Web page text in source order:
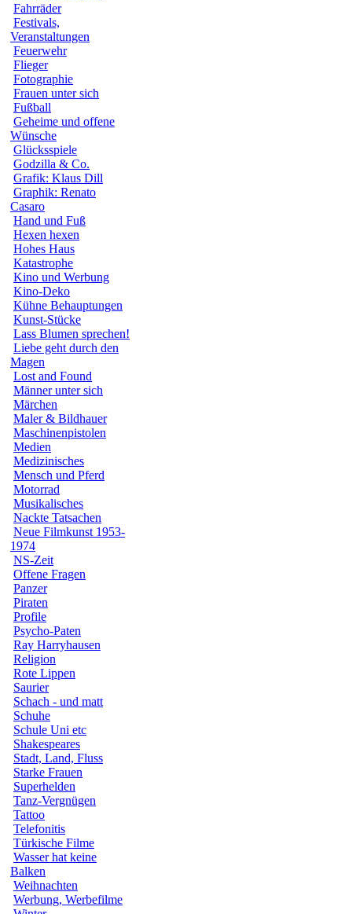
Fahrräder
Festivals,
Veranstaltungen
Feuerwehr
Flieger
Fotographie
Frauen unter sich
Fußball
Geheime und offene
Wünsche
Glücksspiele
Godzilla & Co.
Grafik: Klaus Dill
Graphik: Renato
Casaro
Hand und Fuß
Hexen hexen
Hohes Haus
Katastrophe
Kino und Werbung
Kino-Deko
Kühne Behauptungen
Kunst-Stücke
Lass Blumen sprechen!
Liebe geht durch den
Magen
Lost and Found
Männer unter sich
Märchen
Maler & Bildhauer
Maschinenpistolen
Medien
Medizinisches
Mensch und Pferd
Motorrad
Musikalisches
Nackte Tatsachen
Neue Filmkunst 1953-
1974
NS-Zeit
Offene Fragen
Panzer
Piraten
Profile
Psycho-Paten
Ray Harryhausen
Religion
Rote Lippen
Saurier
Schach - und matt
Schuhe
Schule Uni etc
Shakespeares
Stadt, Land, Fluss
Starke Frauen
Superhelden
Tanz-Vergnügen
Tattoo
Telefonitis
Türkische Filme
Wasser hat keine
Balken
Weihnachten
Werbung, Werbefilme